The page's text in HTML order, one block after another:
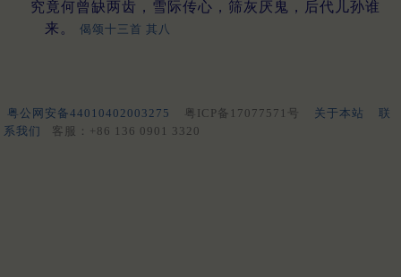
究竟何曾缺两齿，雪际传心，筛灰厌鬼，后代儿孙谁
来。
偈颂十三首 其八
粤公网安备44010402003275 粤ICP备17077571号 关于本站
联
系我们
客服：+86 136 0901 3320